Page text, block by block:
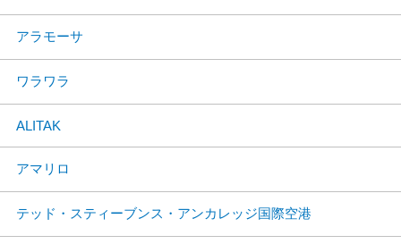
アラモーサ
ワラワラ
ALITAK
アマリロ
テッド・スティーブンス・アンカレッジ国際空港